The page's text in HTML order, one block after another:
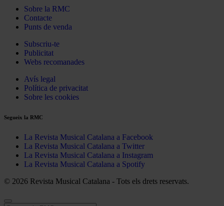
Sobre la RMC
Contacte
Punts de venda
Subscriu-te
Publicitat
Webs recomanades
Avís legal
Política de privacitat
Sobre les cookies
Segueix la RMC
La Revista Musical Catalana a Facebook
La Revista Musical Catalana a Twitter
La Revista Musical Catalana a Instagram
La Revista Musical Catalana a Spotify
© 2026 Revista Musical Catalana - Tots els drets reservats.